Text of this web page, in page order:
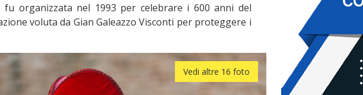
fu organizzata nel 1993 per celebrare i 600 anni del
voluta da Gian Galeazzo Visconti per proteggere i
Vedi altre 16 foto